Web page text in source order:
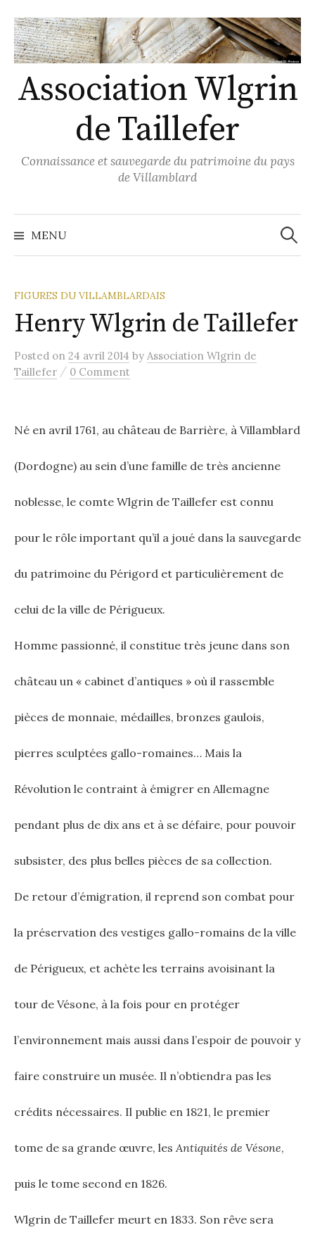
to
content
Association Wlgrin
de Taillefer
Connaissance et sauvegarde du patrimoine du pays
de Villamblard
MENU
FIGURES DU VILLAMBLARDAIS
Henry Wlgrin de Taillefer
Posted on 24 avril 2014 by Association Wlgrin de
Taillefer / 0 Comment
Né en avril 1761, au château de Barrière, à Villamblard
(Dordogne) au sein d’une famille de très ancienne
noblesse, le comte Wlgrin de Taillefer est connu
pour le rôle important qu’il a joué dans la sauvegarde
du patrimoine du Périgord et particulièrement de
celui de la ville de Périgueux.
Homme passionné, il constitue très jeune dans son
château un « cabinet d’antiques » où il rassemble
pièces de monnaie, médailles, bronzes gaulois,
pierres sculptées gallo-romaines… Mais la
Révolution le contraint à émigrer en Allemagne
pendant plus de dix ans et à se défaire, pour pouvoir
subsister, des plus belles pièces de sa collection.
De retour d’émigration, il reprend son combat pour
la préservation des vestiges gallo-romains de la ville
de Périgueux, et achète les terrains avoisinant la
tour de Vésone, à la fois pour en protéger
l’environnement mais aussi dans l’espoir de pouvoir y
faire construire un musée. Il n’obtiendra pas les
crédits nécessaires. Il publie en 1821, le premier
tome de sa grande œuvre, les Antiquités de Vésone,
puis le tome second en 1826.
Wlgrin de Taillefer meurt en 1833. Son rêve sera